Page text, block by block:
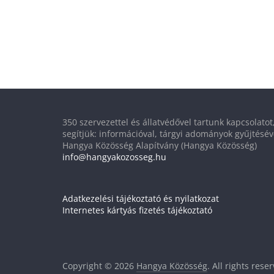
350 szervezettel és állatvédővel tartunk
segítjük: információval, tárgyi adományok
Hangya Közösség Alapítvány (Hangya Közösség)
info@hangyakozosseg.hu
Adatkezelési tájékoztató és nyilatkozat
Internetes kártyás fizetés tájékoztató
Copyright © 2026 Hangya Közösség. All rights